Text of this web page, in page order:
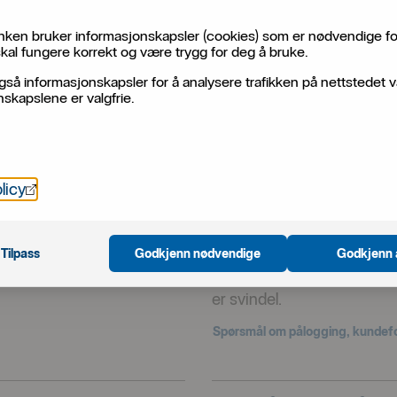
bruker informasjonskapsler (cookies) som er nødvendige
fungere korrekt og være trygg for deg å bruke.
informasjonskapsler for å analysere trafikken på nettstedet
er valgfrie.
Öppnas i nytt fönster
Tilpass Godkjenn nødvendige Godkjenn
på
kontoer, sperrer og
transaksjoner og
Pålogging,
Vi hjelper deg med
tjenester, hvordan du blir
er svindel.
Spørsmål om pålogging,